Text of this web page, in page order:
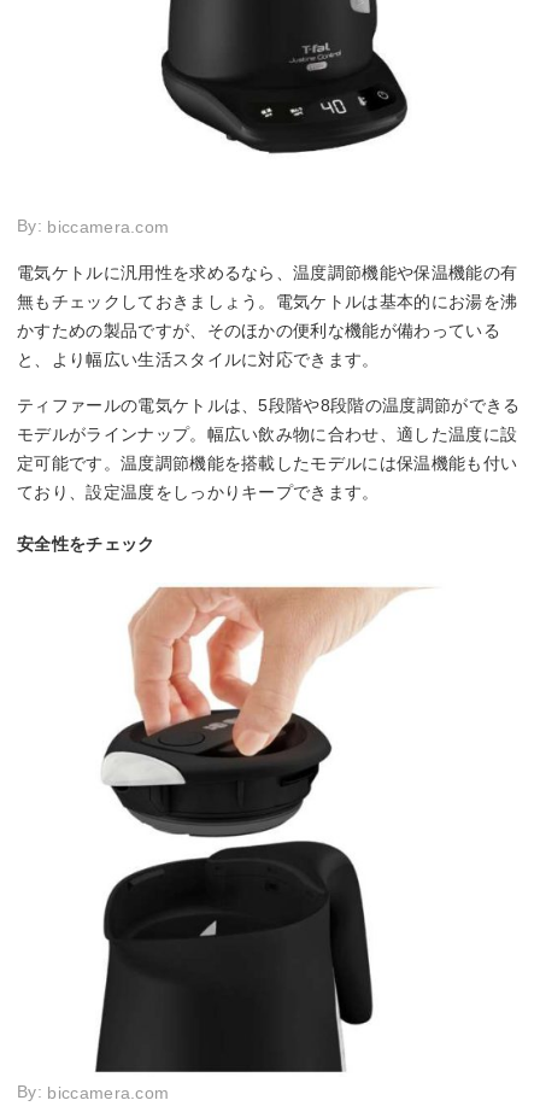
By: biccamera.com
電気ケトルに汎用性を求めるなら、温度調節機能や保温機能の有
無もチェックしておきましょう。電気ケトルは基本的にお湯を沸
かすための製品ですが、そのほかの便利な機能が備わっている
と、より幅広い生活スタイルに対応できます。
ティファールの電気ケトルは、5段階や8段階の温度調節ができる
モデルがラインナップ。幅広い飲み物に合わせ、適した温度に設
定可能です。温度調節機能を搭載したモデルには保温機能も付い
ており、設定温度をしっかりキープできます。
安全性をチェック
By: biccamera.com